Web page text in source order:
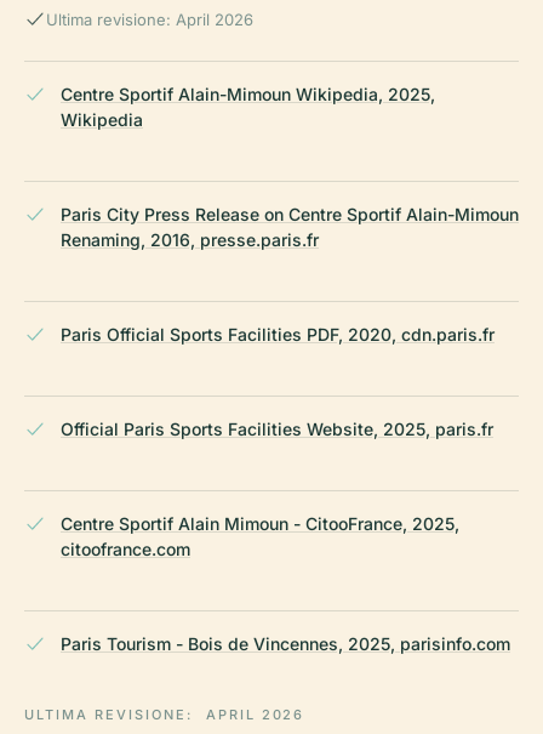
Ultima revisione: April 2026
Centre Sportif Alain-Mimoun Wikipedia, 2025,
Wikipedia
Paris City Press Release on Centre Sportif Alain-Mimoun
Renaming, 2016, presse.paris.fr
Paris Official Sports Facilities PDF, 2020, cdn.paris.fr
Official Paris Sports Facilities Website, 2025, paris.fr
Centre Sportif Alain Mimoun - CitooFrance, 2025,
citoofrance.com
Paris Tourism - Bois de Vincennes, 2025, parisinfo.com
ULTIMA REVISIONE: APRIL 2026